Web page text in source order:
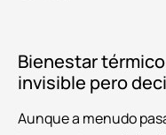
Bienestar
invisible pero
Aunque a menudo